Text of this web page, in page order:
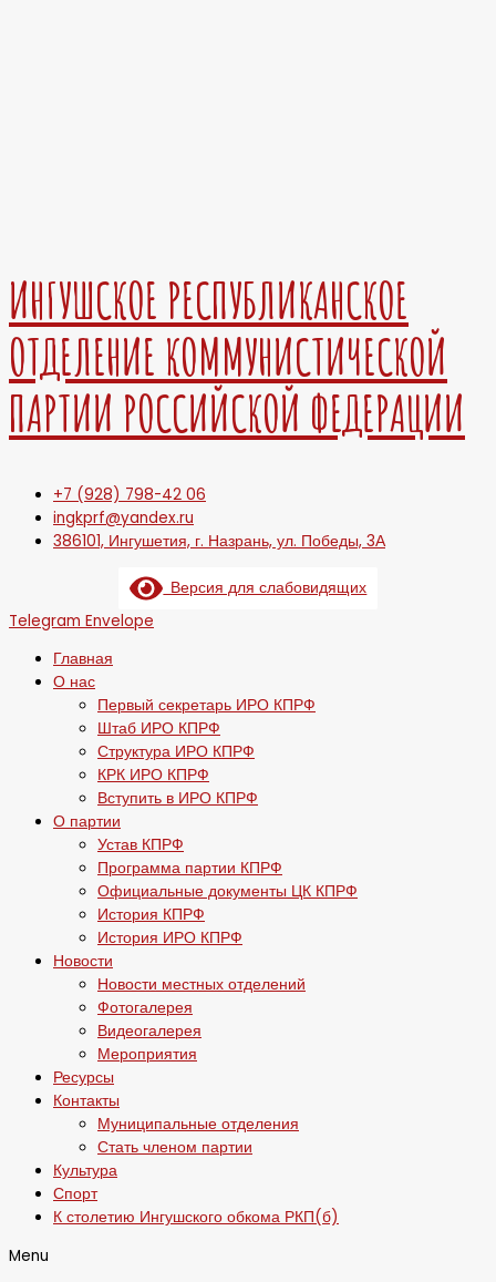
ИНГУШСКОЕ РЕСПУБЛИКАНСКОЕ
ОТДЕЛЕНИЕ КОММУНИСТИЧЕСКОЙ
ПАРТИИ РОССИЙСКОЙ ФЕДЕРАЦИИ
+7 (928) 798-42 06
ingkprf@yandex.ru
386101, Ингушетия, г. Назрань, ул. Победы, 3А
Версия для слабовидящих
Telegram Envelope
Главная
О нас
Первый секретарь ИРО КПРФ
Штаб ИРО КПРФ
Структура ИРО КПРФ
КРК ИРО КПРФ
Вступить в ИРО КПРФ
О партии
Устав КПРФ
Программа партии КПРФ
Официальные документы ЦК КПРФ
История КПРФ
История ИРО КПРФ
Новости
Новости местных отделений
Фотогалерея
Видеогалерея
Мероприятия
Ресурсы
Контакты
Муниципальные отделения
Стать членом партии
Культура
Спорт
К столетию Ингушского обкома РКП(б)
Menu